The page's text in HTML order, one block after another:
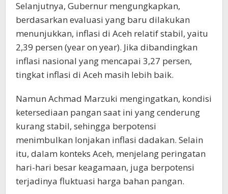
Selanjutnya, Gubernur mengungkapkan,
berdasarkan evaluasi yang baru dilakukan
menunjukkan, inflasi di Aceh relatif stabil, yaitu
2,39 persen (year on year). Jika dibandingkan
inflasi nasional yang mencapai 3,27 persen,
tingkat inflasi di Aceh masih lebih baik.
Namun Achmad Marzuki mengingatkan, kondisi
ketersediaan pangan saat ini yang cenderung
kurang stabil, sehingga berpotensi
menimbulkan lonjakan inflasi dadakan. Selain
itu, dalam konteks Aceh, menjelang peringatan
hari-hari besar keagamaan, juga berpotensi
terjadinya fluktuasi harga bahan pangan.